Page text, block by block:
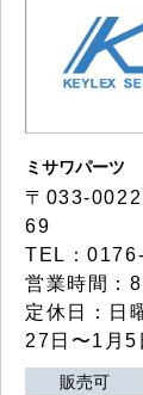
ミサワパーツ
〒033-
69
TEL：
営業時間：
定休日：日
27日〜1月5
販売可